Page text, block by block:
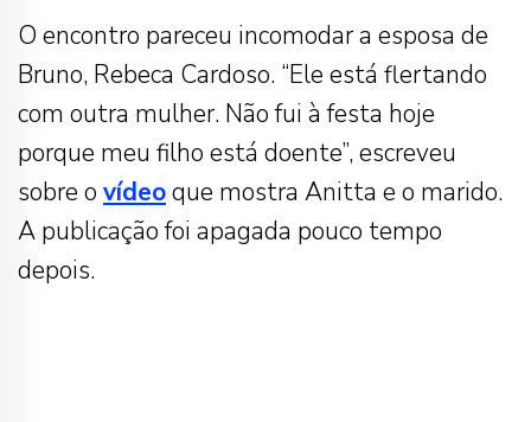
O encontro pareceu incomodar a esposa de
Bruno, Rebeca Cardoso. “Ele está flertando
com outra mulher. Não fui à festa hoje
porque meu filho está doente”, escreveu
sobre o vídeoque mostra Anitta e o marido.
A publicação foi apagada pouco tempo
depois.